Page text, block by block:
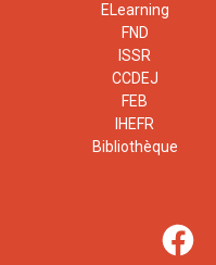
ELearning
FND
ISSR
CCDEJ
FEB
IHEFR
Bibliothèque